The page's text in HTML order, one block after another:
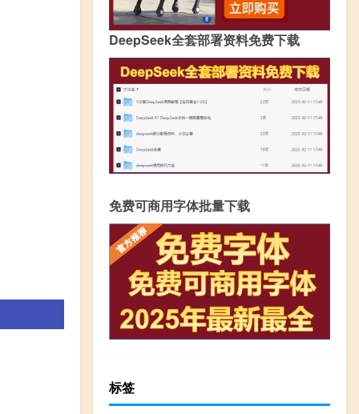
DeepSeek全套部署资料免费下载
免费可商用字体批量下载
标签